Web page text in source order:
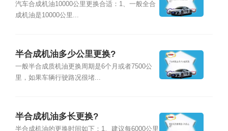
汽车合成机油10000公里更换合适：1、一般全合
成机油是10000公里...
半合成机油多少公里更换?
一般半合成质机油更换周期是6个月或者7500公
里，如果车辆行驶路况很堵...
半合成机油多长更换?
半合成机油的更换时间如下：1、建议每6000公里